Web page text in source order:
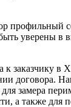
профильный
уверены в
к заказчику в
договора.
замера
а также для